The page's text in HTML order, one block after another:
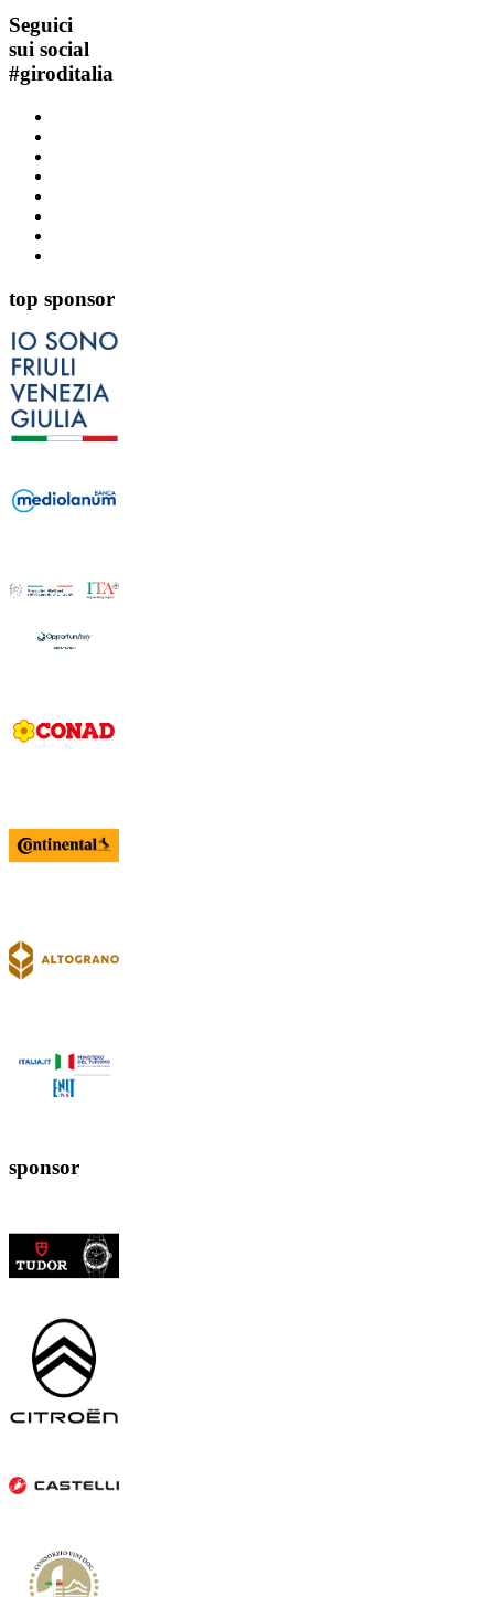
Seguici
sui social
#giroditalia
top sponsor
sponsor